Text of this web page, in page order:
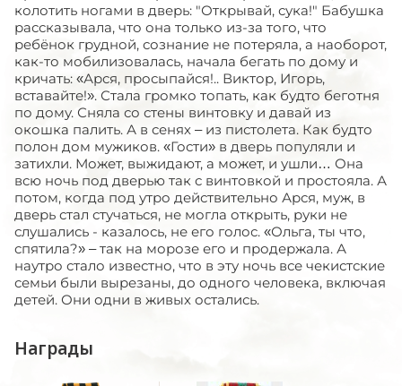
колотить ногами в дверь: "Открывай, сука!" Бабушка
рассказывала, что она только из-за того, что
ребёнок грудной, сознание не потеряла, а наоборот,
как-то мобилизовалась, начала бегать по дому и
кричать: «Арся, просыпайся!.. Виктор, Игорь,
вставайте!». Стала громко топать, как будто беготня
по дому. Сняла со стены винтовку и давай из
окошка палить. А в сенях – из пистолета. Как будто
полон дом мужиков. «Гости» в дверь популяли и
затихли. Может, выжидают, а может, и ушли… Она
всю ночь под дверью так с винтовкой и простояла. А
потом, когда под утро действительно Арся, муж, в
дверь стал стучаться, не могла открыть, руки не
слушались - казалось, не его голос. «Ольга, ты что,
спятила?» – так на морозе его и продержала. А
наутро стало известно, что в эту ночь все чекистские
семьи были вырезаны, до одного человека, включая
детей. Они одни в живых остались.
Награды